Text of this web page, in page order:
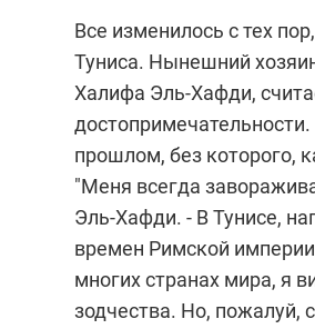
Все изменилось с тех
Туниса. Нынешний
Халифа Эль-Хафди,
прошлом, без которого,
"Меня всегда
Эль-Хафди. - В Тунисе,
времен Римской
многих странах мира, я
зодчества. Но, пожалуй,